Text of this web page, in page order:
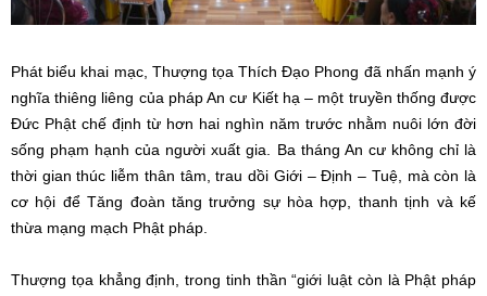
Phát biểu khai mạc, Thượng tọa Thích Đạo Phong đã nhấn mạnh ý
nghĩa thiêng liêng của pháp An cư Kiết hạ – một truyền thống được
Đức Phật chế định từ hơn hai nghìn năm trước nhằm nuôi lớn đời
sống phạm hạnh của người xuất gia. Ba tháng An cư không chỉ là
thời gian thúc liễm thân tâm, trau dồi Giới – Định – Tuệ, mà còn là
cơ hội để Tăng đoàn tăng trưởng sự hòa hợp, thanh tịnh và kế
thừa mạng mạch Phật pháp.
Thượng tọa khẳng định, trong tinh thần “giới luật còn là Phật pháp